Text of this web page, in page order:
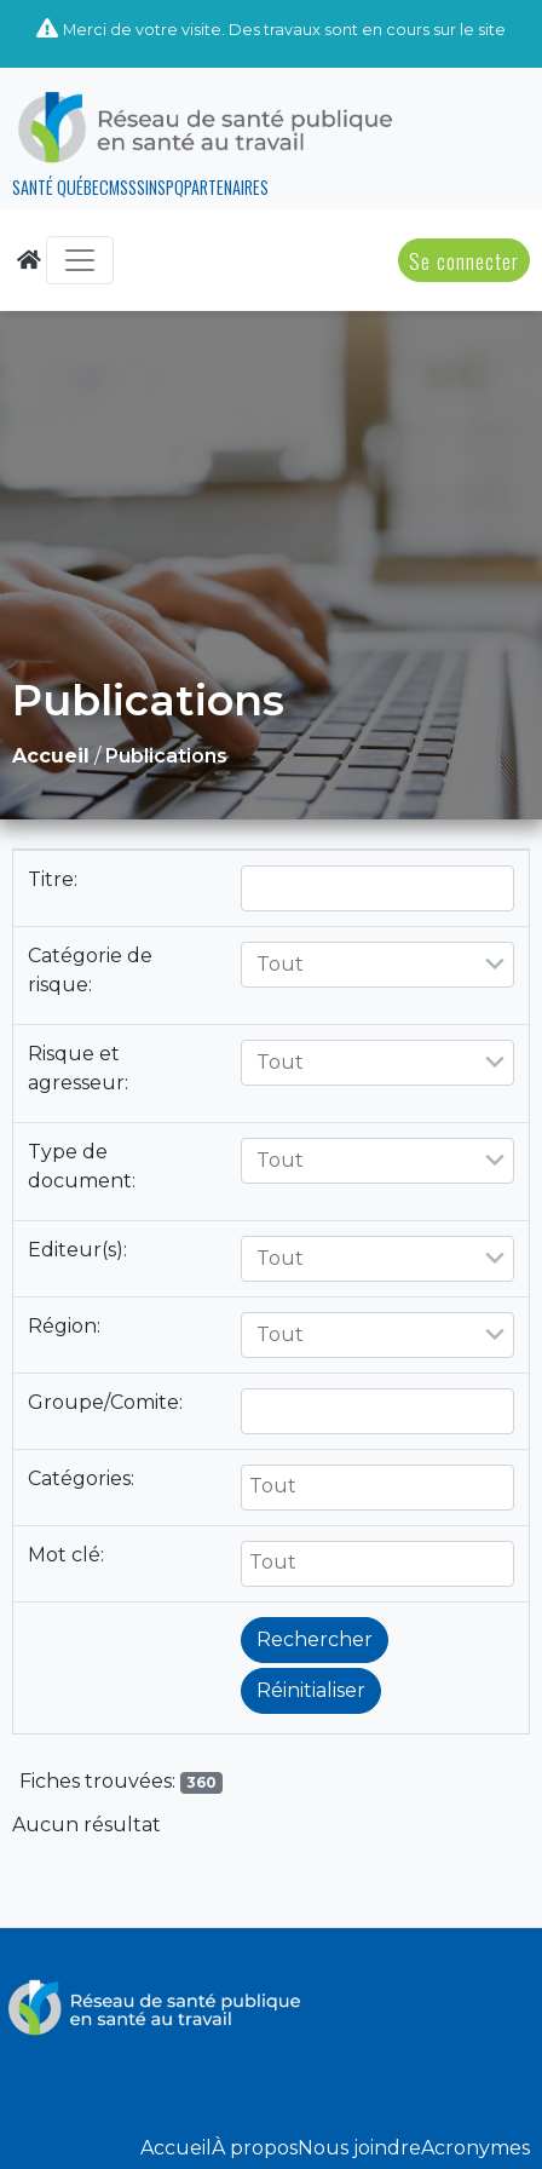
Merci de votre visite. Des travaux sont en cours sur le site
SANTÉ QUÉBECMSSSINSPQPARTENAIRES
Se connecter
Publications
Accueil /Publications
Titre:
Catégorie de
risque:
Tout
Risque et
agresseur:
Tout
Type de
document:
Tout
Editeur(s): Tout
Région: Tout
Groupe/Comite:
Catégories:
Mot clé:
Fiches trouvées: 360
Aucun résultat
Accueil À proposNous joindreAcronymes